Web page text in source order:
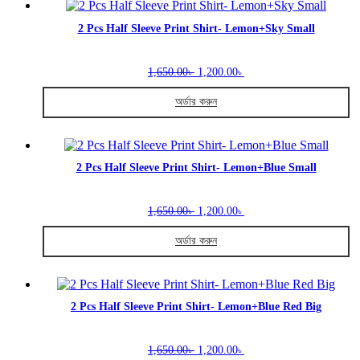
the
page
has
multiple
options
may
be
chosen
the
page
2 Pcs Half Sleeve Print Shirt- Lemon+Sky Small
1,650.00৳ Original
price
was:
1,650.00৳ .
1,200.00৳
price
1,200.00৳ .
অর্ডার করুন
product
has
multiple
options
may
be
chosen
the
page
2 Pcs Half Sleeve Print Shirt- Lemon+Blue Small
1,650.00৳ Original
price
was:
1,650.00৳ .
1,200.00৳
price
1,200.00৳ .
অর্ডার করুন
product
has
multiple
options
2 Pcs Half Sleeve Print Shirt- Lemon+Blue Red Big
1,650.00৳ Original
1,200.00৳